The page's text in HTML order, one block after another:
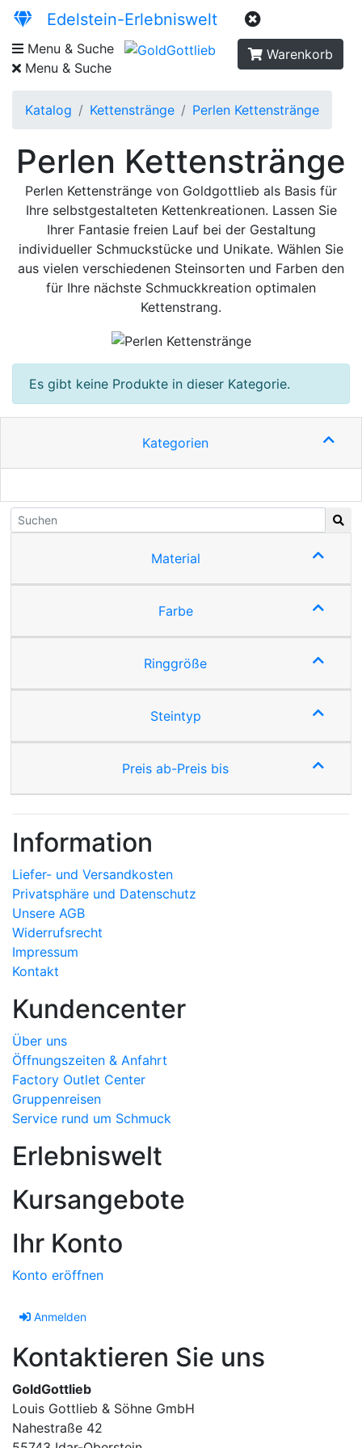
Edelstein-Erlebniswelt
Menu & Suche
Menu & Suche
Warenkorb
Katalog Kettenstränge Perlen Kettenstränge
Perlen Kettenstränge
Perlen Kettenstränge von Goldgottlieb als Basis für
Ihre selbstgestalteten Kettenkreationen. Lassen Sie
Ihrer Fantasie freien Lauf bei der Gestaltung
individueller Schmuckstücke und Unikate. Wählen Sie
aus vielen verschiedenen Steinsorten und Farben den
für Ihre nächste Schmuckkreation optimalen
Kettenstrang.
Es gibt keine Produkte in dieser Kategorie.
Kategorien
Material
Farbe
Ringgröße
Steintyp
Preis ab-Preis bis
Information
Liefer- und Versandkosten
Privatsphäre und Datenschutz
Unsere AGB
Widerrufsrecht
Impressum
Kontakt
Kundencenter
Über uns
Öffnungszeiten & Anfahrt
Factory Outlet Center
Gruppenreisen
Service rund um Schmuck
Erlebniswelt
Kursangebote
Ihr Konto
Konto eröffnen
Anmelden
Kontaktieren Sie uns
GoldGottlieb
Louis Gottlieb & Söhne GmbH
Nahestraße 42